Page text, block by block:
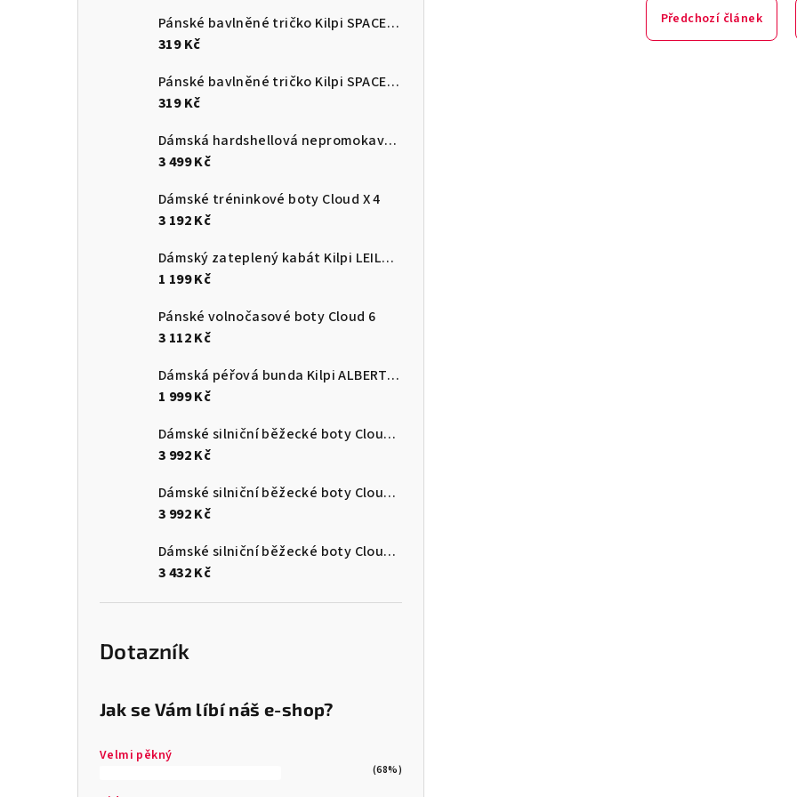
Pánské bavlněné tričko Kilpi SPACER-M
319 Kč
Pánské bavlněné tričko Kilpi SPACER-M
319 Kč
Dámská hardshellová nepromokavá bunda Kilpi MAMBA-W
3 499 Kč
Dámské tréninkové boty Cloud X 4
3 192 Kč
Dámský zateplený kabát Kilpi LEILA-W
1 199 Kč
Pánské volnočasové boty Cloud 6
3 112 Kč
Dámská péřová bunda Kilpi ALBERTA-W
1 999 Kč
Dámské silniční běžecké boty Cloudmonster 3
3 992 Kč
Dámské silniční běžecké boty Cloudmonster 3
3 992 Kč
Dámské silniční běžecké boty Cloudsurfer Max
3 432 Kč
Dotazník
Jak se Vám líbí náš e-shop?
Velmi pěkný
(68%)
Předchozí článek